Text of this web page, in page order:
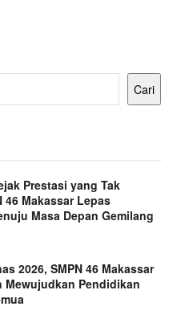
Cari
Prestasi yang Tak
46 Makassar Lepas
Masa Depan Gemilang
2026, SMPN 46 Makassar
Mewujudkan Pendidikan